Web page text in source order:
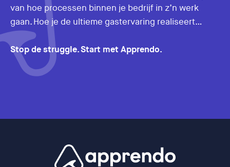
van hoe processen binnen je bedrijf in z’n werk
gaan. Hoe je de ultieme gastervaring realiseert…
Stop de struggle. Start met Apprendo.